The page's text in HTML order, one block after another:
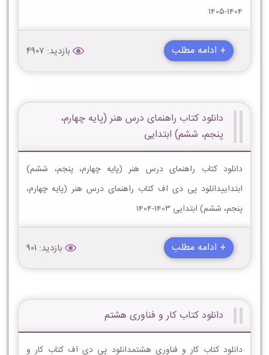
1404-1405
+ ادامه مطلب بازدید: 4907
دانلود کتاب راهنمای درس هنر (پایه چهارم،
پنجم، ششم) ابتدایی
دانلود کتاب راهنمای درس هنر (پایه چهارم، پنجم، ششم)
ابتداییدانلود پی دی اف کتاب راهنمای درس هنر (پایه چهارم،
پنجم، ششم) ابتدایی 1403-1404
+ ادامه مطلب بازدید: 901
دانلود کتاب کار و فناوری هشتم
دانلود کتاب کار و فناوری هشتمدانلود پی دی اف کتاب کار و